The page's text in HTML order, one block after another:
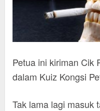
Petua ini kiriman Cik
dalam Kuiz Kongsi
Tak lama lagi masuk